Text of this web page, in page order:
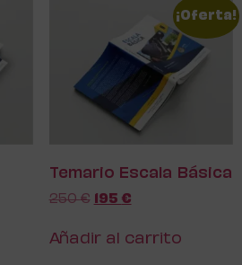
¡Oferta!
Temario Escala Básica
250€ 195 €
Añadir al carrito